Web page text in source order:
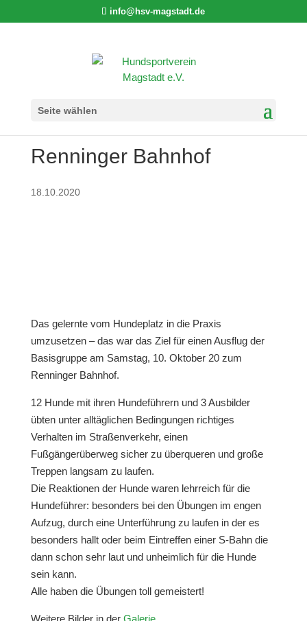
info@hsv-magstadt.de
Seite wählen
Basisgruppe Übung am
Renninger Bahnhof
18.10.2020
Das gelernte vom Hundeplatz in die Praxis
umzusetzen – das war das Ziel für einen Ausflug der
Basisgruppe am Samstag, 10. Oktober 20 zum
Renninger Bahnhof.
12 Hunde mit ihren Hundeführern und 3 Ausbilder
übten unter alltäglichen Bedingungen richtiges
Verhalten im Straßenverkehr, einen
Fußgängerüberweg sicher zu überqueren und große
Treppen langsam zu laufen.
Die Reaktionen der Hunde waren lehrreich für die
Hundeführer: besonders bei den Übungen im engen
Aufzug, durch eine Unterführung zu laufen in der es
besonders hallt oder beim Eintreffen einer S-Bahn die
dann schon sehr laut und unheimlich für die Hunde
sein kann.
Alle haben die Übungen toll gemeistert!
Weitere Bilder in der Galerie.